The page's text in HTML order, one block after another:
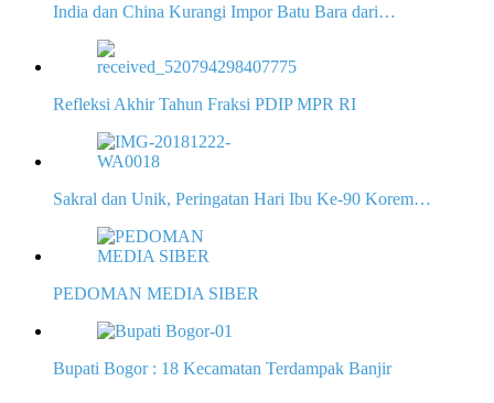
India dan China Kurangi Impor Batu Bara dari…
Refleksi Akhir Tahun Fraksi PDIP MPR RI
Sakral dan Unik, Peringatan Hari Ibu Ke-90 Korem…
PEDOMAN MEDIA SIBER
Bupati Bogor : 18 Kecamatan Terdampak Banjir